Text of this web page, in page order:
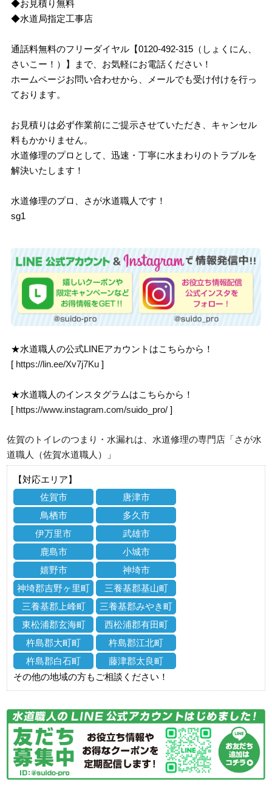
◆お見積り無料
◆水道局指定工事店
通話料無料のフリーダイヤル【0120-492-315（しょくにん、
さいこー！）】まで、お気軽にお電話ください！
ホームページお問い合わせから、メールでも受け付けを行っ
ております。
お見積りは必ず作業前にご提示させていただき、キャンセル
料もかかりません。
水道修理のプロとして、迅速・丁寧に水まわりのトラブルを
解決いたします！
水道修理のプロ、さが水道職人です！
sg1
★水道職人の公式LINEアカウントはこちらから！
[ https://lin.ee/Xv7j7Ku ]
★水道職人のインスタグラムはこちらから！
[ https://www.instagram.com/suido_pro/ ]
佐賀のトイレのつまり・水漏れは、水道修理の専門店「さが水
道職人（佐賀水道職人）」
【対応エリア】
佐賀市
唐津市
鳥栖市
多久市
伊万里市
武雄市
鹿島市
小城市
嬉野市
神埼市
神埼郡吉野ヶ里町
三養基郡基山町
三養基郡上峰町
三養基郡みやき町
東松浦郡玄海町
西松浦郡有田町
杵島郡大町町
杵島郡江北町
杵島郡白石町
藤津郡太良町
その他の地域の方もご相談ください！